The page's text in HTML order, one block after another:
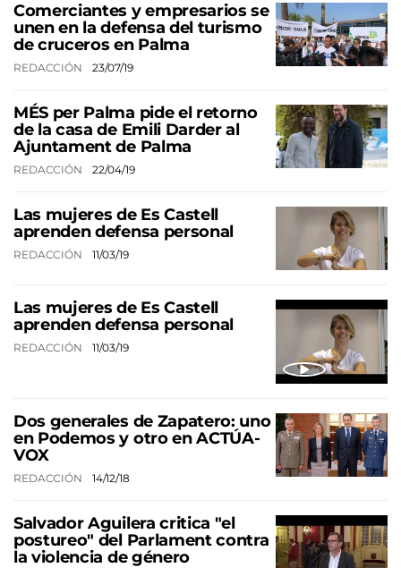
Comerciantes y empresarios se
unen en la defensa del turismo
de cruceros en Palma
REDACCIÓN 23/07/19
MÉS per Palma pide el retorno
de la casa de Emili Darder al
Ajuntament de Palma
REDACCIÓN 22/04/19
Las mujeres de Es Castell
aprenden defensa personal
REDACCIÓN 11/03/19
Las mujeres de Es Castell
aprenden defensa personal
REDACCIÓN 11/03/19
Dos generales de Zapatero: uno
en Podemos y otro en ACTÚA-
VOX
REDACCIÓN 14/12/18
Salvador Aguilera critica "el
postureo" del Parlament contra
la violencia de género